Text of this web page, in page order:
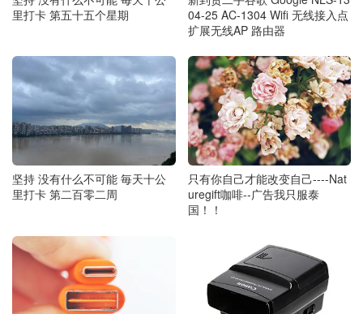
里打卡 第五十五个星期
04-25 AC-1304 Wifi 无线接入点
扩展无线AP 路由器
坚持 没有什么不可能 毎天十公
里打卡 第二百零二周
只有你自己才能改变自己----Nat
uregift咖啡--广告我只服泰
国！！